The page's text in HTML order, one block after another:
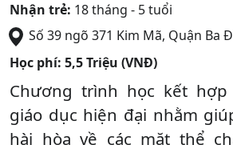
Nhận trẻ: 18 tháng - 5 tuổi
Số 39 ngõ 371 Kim Mã, Quận Ba
Học phí: 5,5 Triệu (VNĐ)
Chương trình học kết
giáo dục hiện đại nhằm
hài hòa về các mặt thể